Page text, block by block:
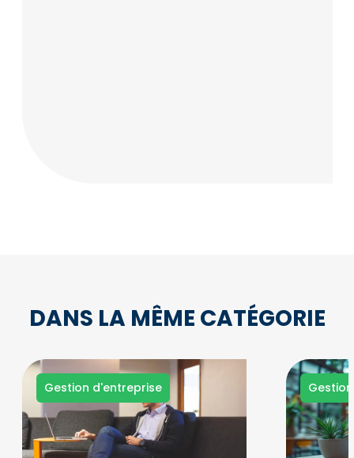
DANS LA MÊME CATÉGORIE
Gestion d'entreprise